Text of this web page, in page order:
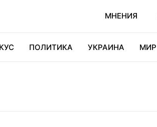
МНЕНИЯ
ПОЛИТИКА УКРАИНА МИР